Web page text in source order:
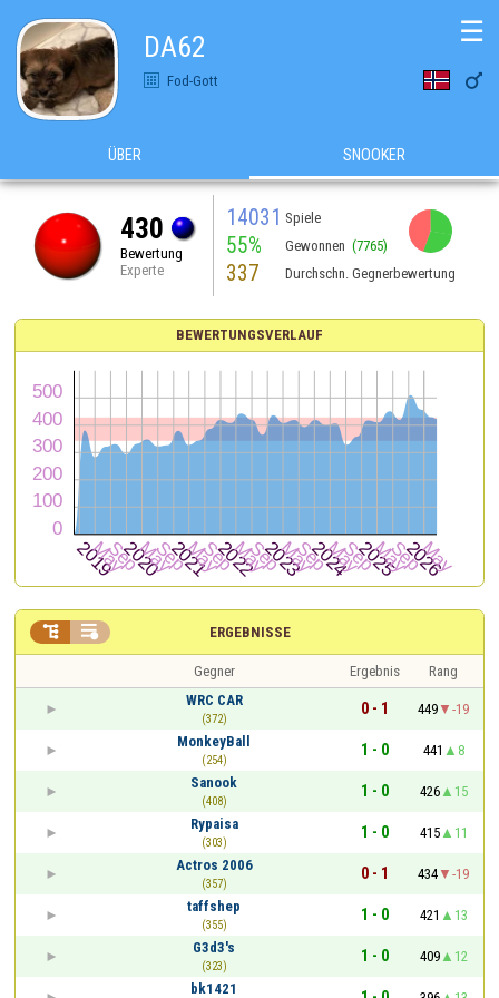
DA62
Fod-Gott 
☰
ÜBER SNOOKER
430
Bewertung
Experte
14031 Spiele
55% Gewonnen (7765)
337 Durchschn. Gegnerbewertung
BEWERTUNGSVERLAUF
ERGEBNISSE
 
Gegner Ergebnis
Rang
WRC CAR
(372)
0 - 1 449
-19
MonkeyBall
(254)
1 - 0 441
8
Sanook
(408)
1 - 0 426
15
Rypaisa
(303)
1 - 0 415
11
Actros 2006
(357)
0 - 1 434
-19
taffshep
(355)
1 - 0 421
13
G3d3's
(323)
1 - 0 409
12
bk1421